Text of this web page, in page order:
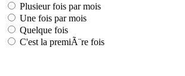
Plusieur fois par mois
Une fois par mois
Quelque fois
C'est la premiÃ¨re fois